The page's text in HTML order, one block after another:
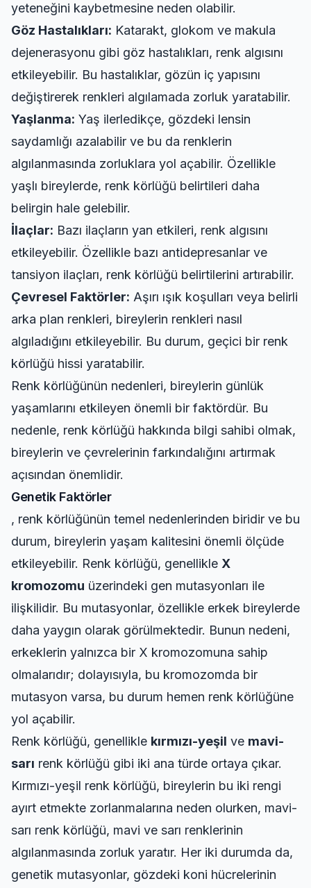
yeteneğini kaybetmesine neden olabilir.
Göz Hastalıkları: Katarakt, glokom ve makula
dejenerasyonu gibi göz hastalıkları, renk algısını
etkileyebilir. Bu hastalıklar, gözün iç yapısını
değiştirerek renkleri algılamada zorluk yaratabilir.
Yaşlanma: Yaş ilerledikçe, gözdeki lensin
saydamlığı azalabilir ve bu da renklerin
algılanmasında zorluklara yol açabilir. Özellikle
yaşlı bireylerde, renk körlüğü belirtileri daha
belirgin hale gelebilir.
İlaçlar: Bazı ilaçların yan etkileri, renk algısını
etkileyebilir. Özellikle bazı antidepresanlar ve
tansiyon ilaçları, renk körlüğü belirtilerini artırabilir.
Çevresel Faktörler: Aşırı ışık koşulları veya belirli
arka plan renkleri, bireylerin renkleri nasıl
algıladığını etkileyebilir. Bu durum, geçici bir renk
körlüğü hissi yaratabilir.
Renk körlüğünün nedenleri, bireylerin günlük
yaşamlarını etkileyen önemli bir faktördür. Bu
nedenle, renk körlüğü hakkında bilgi sahibi olmak,
bireylerin ve çevrelerinin farkındalığını artırmak
açısından önemlidir.
Genetik Faktörler
, renk körlüğünün temel nedenlerinden biridir ve bu
durum, bireylerin yaşam kalitesini önemli ölçüde
etkileyebilir. Renk körlüğü, genellikle X
kromozomu üzerindeki gen mutasyonları ile
ilişkilidir. Bu mutasyonlar, özellikle erkek bireylerde
daha yaygın olarak görülmektedir. Bunun nedeni,
erkeklerin yalnızca bir X kromozomuna sahip
olmalarıdır; dolayısıyla, bu kromozomda bir
mutasyon varsa, bu durum hemen renk körlüğüne
yol açabilir.
Renk körlüğü, genellikle kırmızı-yeşil ve mavi-
sarı renk körlüğü gibi iki ana türde ortaya çıkar.
Kırmızı-yeşil renk körlüğü, bireylerin bu iki rengi
ayırt etmekte zorlanmalarına neden olurken, mavi-
sarı renk körlüğü, mavi ve sarı renklerinin
algılanmasında zorluk yaratır. Her iki durumda da,
genetik mutasyonlar, gözdeki koni hücrelerinin